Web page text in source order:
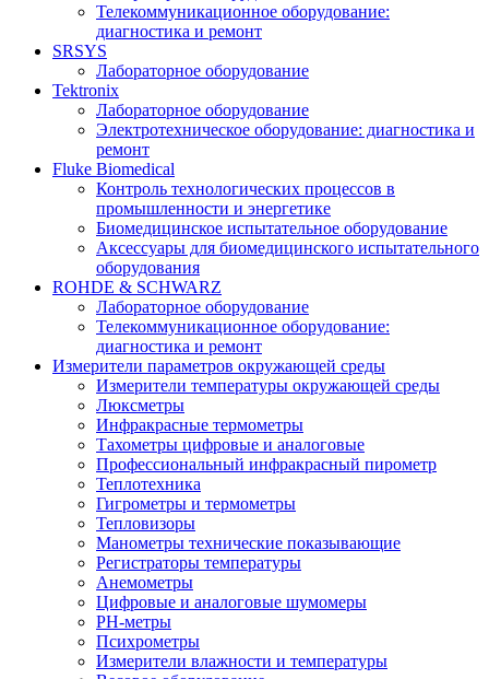
Телекоммуникационное оборудование:
диагностика и ремонт
SRSYS
Лабораторное оборудование
Tektronix
Лабораторное оборудование
Электротехническое оборудование: диагностика и
ремонт
Fluke Biomedical
Контроль технологических процессов в
промышленности и энергетике
Биомедицинское испытательное оборудование
Аксессуары для биомедицинского испытательного
оборудования
ROHDE & SCHWARZ
Лабораторное оборудование
Телекоммуникационное оборудование:
диагностика и ремонт
Измерители параметров окружающей среды
Измерители температуры окружающей среды
Люксметры
Инфракрасные термометры
Тахометры цифровые и аналоговые
Профессиональный инфракрасный пирометр
Теплотехника
Гигрометры и термометры
Тепловизоры
Манометры технические показывающие
Регистраторы температуры
Анемометры
Цифровые и аналоговые шумомеры
PH-метры
Психрометры
Измерители влажности и температуры